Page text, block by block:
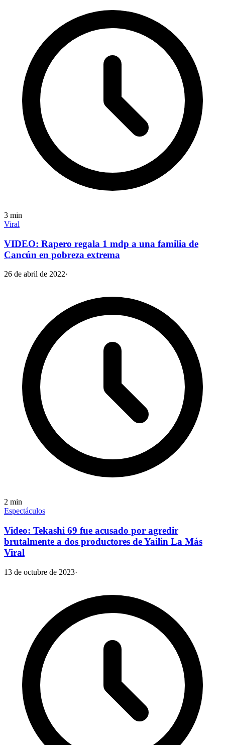
3 min
Viral
VIDEO: Rapero regala 1 mdp a una familia de
Cancún en pobreza extrema
26 de abril de 2022·
2 min
Espectáculos
Video: Tekashi 69 fue acusado por agredir
brutalmente a dos productores de Yailin La Más
Viral
13 de octubre de 2023·